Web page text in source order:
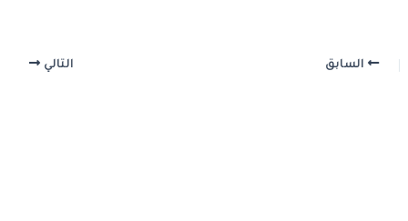
السابق التالي